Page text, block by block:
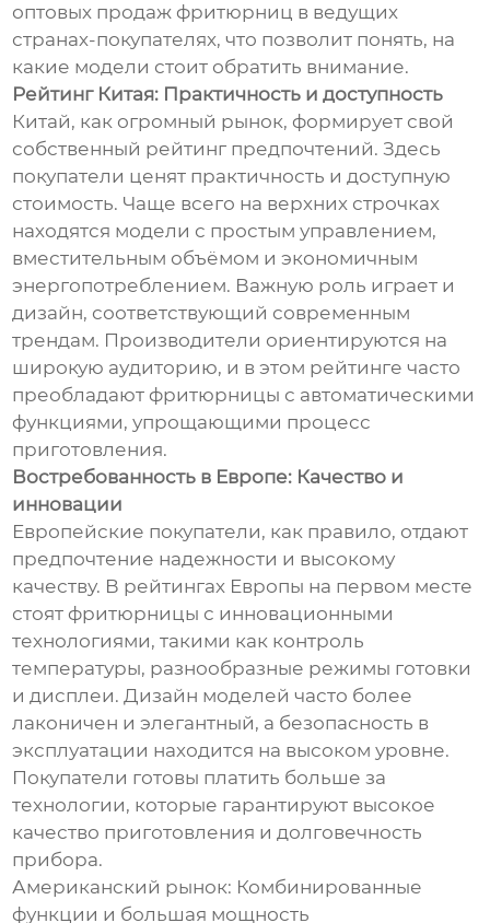
оптовых продаж фритюрниц в ведущих
странах-покупателях, что позволит понять, на
какие модели стоит обратить внимание.
Рейтинг Китая: Практичность и доступность
Китай, как огромный рынок, формирует свой
собственный рейтинг предпочтений. Здесь
покупатели ценят практичность и доступную
стоимость. Чаще всего на верхних строчках
находятся модели с простым управлением,
вместительным объёмом и экономичным
энергопотреблением. Важную роль играет и
дизайн, соответствующий современным
трендам. Производители ориентируются на
широкую аудиторию, и в этом рейтинге часто
преобладают фритюрницы с автоматическими
функциями, упрощающими процесс
приготовления.
Востребованность в Европе: Качество и
инновации
Европейские покупатели, как правило, отдают
предпочтение надежности и высокому
качеству. В рейтингах Европы на первом месте
стоят фритюрницы с инновационными
технологиями, такими как контроль
температуры, разнообразные режимы готовки
и дисплеи. Дизайн моделей часто более
лаконичен и элегантный, а безопасность в
эксплуатации находится на высоком уровне.
Покупатели готовы платить больше за
технологии, которые гарантируют высокое
качество приготовления и долговечность
прибора.
Американский рынок: Комбинированные
функции и большая мощность